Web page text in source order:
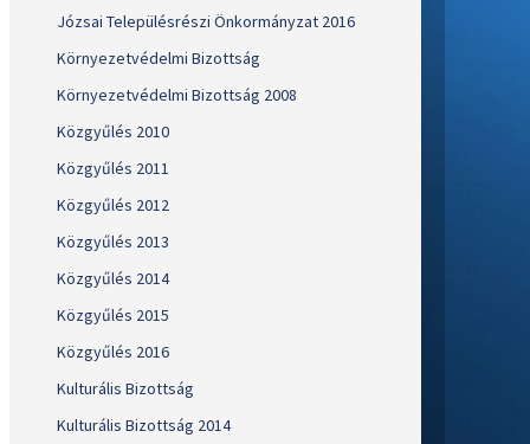
Józsai Településrészi Önkormányzat 2016
Környezetvédelmi Bizottság
Környezetvédelmi Bizottság 2008
Közgyűlés 2010
Közgyűlés 2011
Közgyűlés 2012
Közgyűlés 2013
Közgyűlés 2014
Közgyűlés 2015
Közgyűlés 2016
Kulturális Bizottság
Kulturális Bizottság 2014